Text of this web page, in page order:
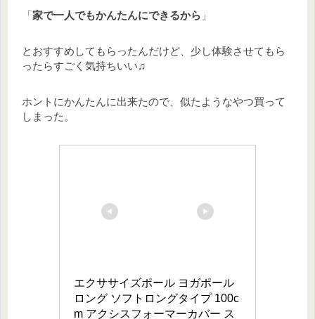
「家で一人でもかんたんにできるから 」
とおすすめしてもらったんだけど、少し体験させてもら
ったらすごく気持ちいい♫
ホントにかんたんに出来たので、似たようなやつ買って
しまった。
エクササイズポール ヨガポール
ロング ソフトロングタイプ 100c
m アクシスフォーマーカバー ス